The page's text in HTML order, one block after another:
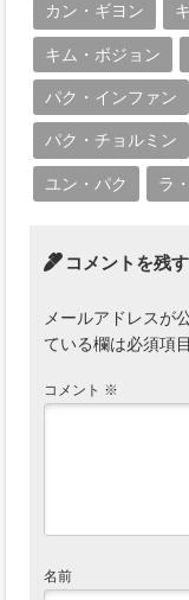
カン・ギヨン
キム・ボジョン
パク・インファン
パク・チョルミン
ユン・パク ラ
コメントを残す
メールアドレスが
ている欄は必須項
コメント ※
名前